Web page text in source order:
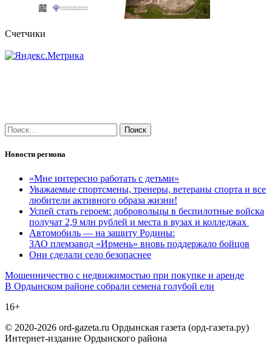
Счетчики
Найти:
Новости региона
«Мне интересно работать с детьми»
Уважаемые спортсмены, тренеры, ветераны спорта и все
любители активного образа жизни!
Успей стать героем: добровольцы в беспилотные войска
получат 2,9 млн рублей и места в вузах и колледжах
Автомобиль — на защиту Родины:
ЗАО племзавод «Ирмень» вновь поддержало бойцов
Они сделали село безопаснее
Навигация
по
записям
Мошенничество с недвижимостью при покупке и аренде
В Ордынском районе собрали семена голубой ели
16+
© 2020-2026 ord-gazeta.ru Ордынская газета (орд-газета.ру)
Интернет-издание Ордынского района